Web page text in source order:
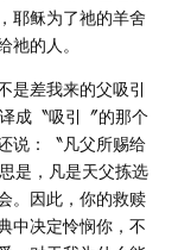
耶稣为了祂的羊舍
的人。
是差我来的父吸引
成〝吸引〞的那个
说：〝凡父所赐给
是，凡是天父拣选
。因此，你的救赎
中决定怜悯你，不